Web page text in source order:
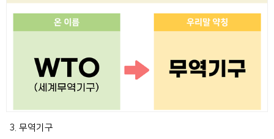
난위험경감사무국 UNDRR United Nations Officefor Disaster Risk
Reduction 유엔재난국 21 유엔무역개발회의 UNCTAD United Nations
평양경제사회위원회 UN ESCAP United Nations Economic and
Social Commission for Asia and the Pacific 아태경사위 23 유엔국제
상거래법위원회 UNCITRAL United Nations Commission On
United Nations International Children's Fund 아동기금,유니세프 25
Organization 유엔산업 26 유엔난민기구 UNHCR United Nations
3. 무역기구